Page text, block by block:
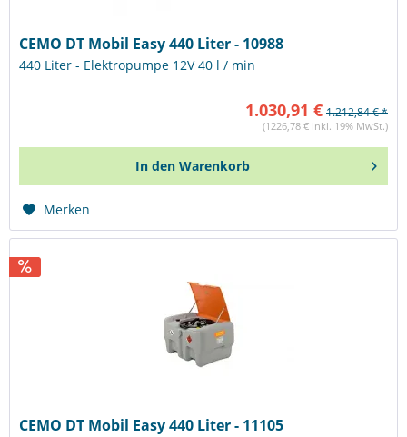
CEMO DT Mobil Easy 440 Liter - 10988
440 Liter - Elektropumpe 12V 40 l / min
1.030,91 € 1.212,84 € *
(1226,78 € inkl. 19% MwSt.)
In den Warenkorb
Merken
CEMO DT Mobil Easy 440 Liter - 11105